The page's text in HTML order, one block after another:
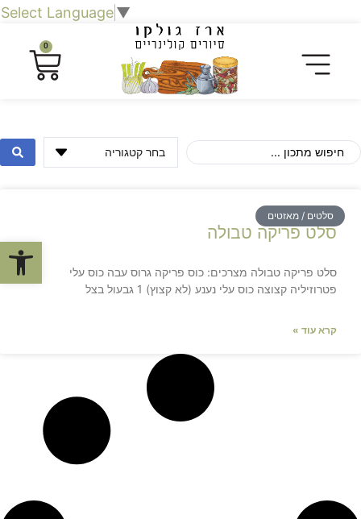
פתח
Select Language▼
0
סלטים / מאזטים
סלט פריקה טבולה
סלט פריקה טבולה מצרכים: כוס פריקה גרוס עבה כוס עלי
פטרוזיליה קצוצה כוס עלי נענע (לא קצוץ) 1 גבעול בצל
קרא עוד »